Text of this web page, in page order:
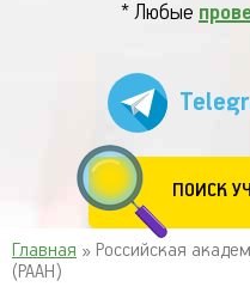
* Любые
ПОИСК
Главная » Российская
(РААН)